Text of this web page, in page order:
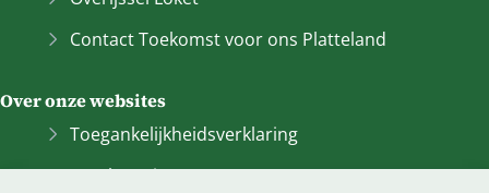
n
a
een
Contact Toekomst voor ons Platteland
Over onze websites
Toegankelijkheidsverklaring
Bescherming persoonsgegevens